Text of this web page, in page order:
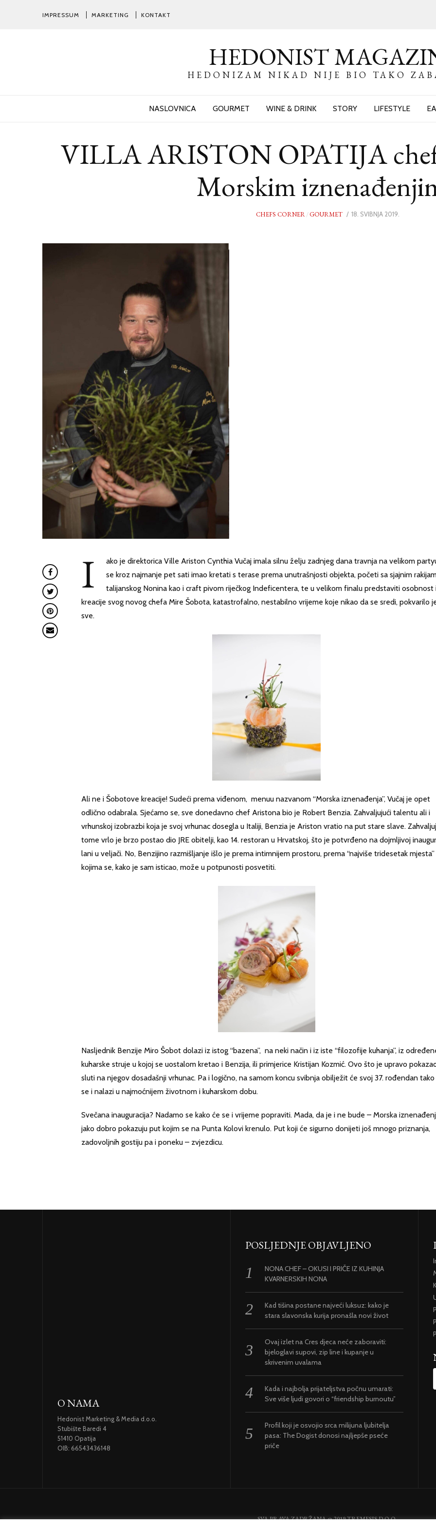
IMPRESSUM MARKETING KONTAKT
HEDONIST
HEDONIZAM NIKAD NIJE BIO TAKO
NASLOVNICA GOURMET WINE & DRINK STORY LIFESTYLE
VILLA ARISTON OPATIJA
Morskim
CHEFS CORNER /GOURMET
POSTED
18. SVIBNJA 2019.
I
ako je direktorica Ville Ariston Cynthia Vučaj imala silnu želju zadnjeg dana travnja na velikom
se kroz najmanje pet sati imao kretati s terase prema unutrašnjosti objekta, početi sa sjajnim
talijanskog Nonina kao i craft pivom riječkog Indeficentera, te u velikom finalu predstaviti osobnost
kreacije svog novog chefa Mire Šobota, katastrofalno, nestabilno vrijeme koje nikao da se sredi, pokvarilo
sve.
Ali ne i Šobotove kreacije! Sudeći prema viđenom, menuu nazvanom “Morska iznenađenja”, Vučaj je opet
odlično odabrala. Sjećamo se, sve donedavno chef Aristona bio je Robert Benzia. Zahvaljujući talentu ali i
vrhunskoj izobrazbi koja je svoj vrhunac dosegla u Italiji, Benzia je Ariston vratio na put stare slave.
tome vrlo je brzo postao dio JRE obitelji, kao 14. restoran u Hrvatskoj, što je potvrđeno na dojmljivoj
lani u veljači. No, Benzijino razmišljanje išlo je prema intimnijem prostoru, prema “najviše tridesetak mjesta”
kojima se, kako je sam isticao, može u potpunosti posvetiti.
Nasljednik Benzije Miro Šobot dolazi iz istog “bazena”, na neki način i iz iste “filozofije kuhanja”, iz
kuharske struje u kojoj se uostalom kretao i Benzija, ili primjerice Kristijan Kozmić. Ovo što je upravo
sluti na njegov dosadašnji vrhunac. Pa i logično, na samom koncu svibnja obilježit će svoj 37. rođendan
se i nalazi u najmoćnijem životnom i kuharskom dobu.
Svečana inauguracija? Nadamo se kako će se i vrijeme popraviti. Mada, da je i ne bude – Morska
jako dobro pokazuju put kojim se na Punta Kolovi krenulo. Put koji će sigurno donijeti još mnogo priznanja,
zadovoljnih gostiju pa i poneku – zvjezdicu.
O NAMA
Hedonist Marketing & Media d.o.o.
Stubište Baredi 4
51410 Opatija
OIB: 66543436148
POSLJEDNJE OBJAVLJENO
NONA CHEF – OKUSI I PRIČE IZ KUHINJA
KVARNERSKIH NONA
Kad tišina postane najveći luksuz: kako je
stara slavonska kurija pronašla novi život
Ovaj izlet na Cres djeca neće zaboraviti:
bjeloglavi supovi, zip line i kupanje u
skrivenim uvalama
Kada i najbolja prijateljstva počnu umarati:
Sve više ljudi govori o “friendship burnoutu”
Profil koji je osvojio srca milijuna ljubitelja
pasa: The Dogist donosi najljepše pseće
priče
SVA PRAVA ZADRŽANA @ 2019 TREMESIS D.O.O.